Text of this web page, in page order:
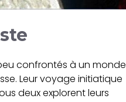
confrontés à un monde
Leur voyage initiatique
deux explorent leurs